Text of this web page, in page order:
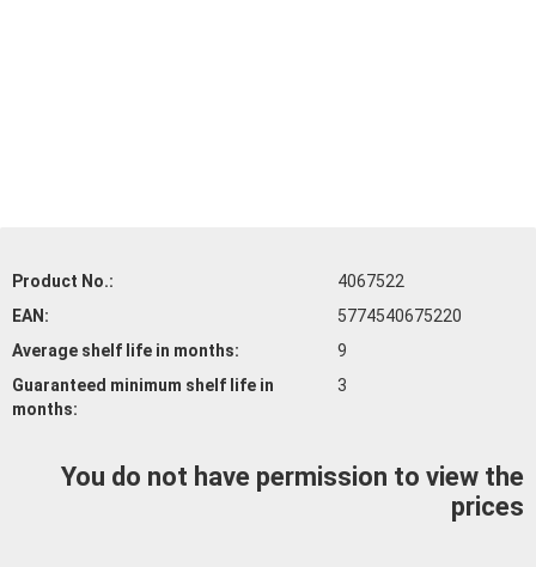
Product No.:
4067522
EAN:
5774540675220
Average shelf life in months:
9
Guaranteed minimum shelf life in
months:
3
You do not have permission to view the
prices